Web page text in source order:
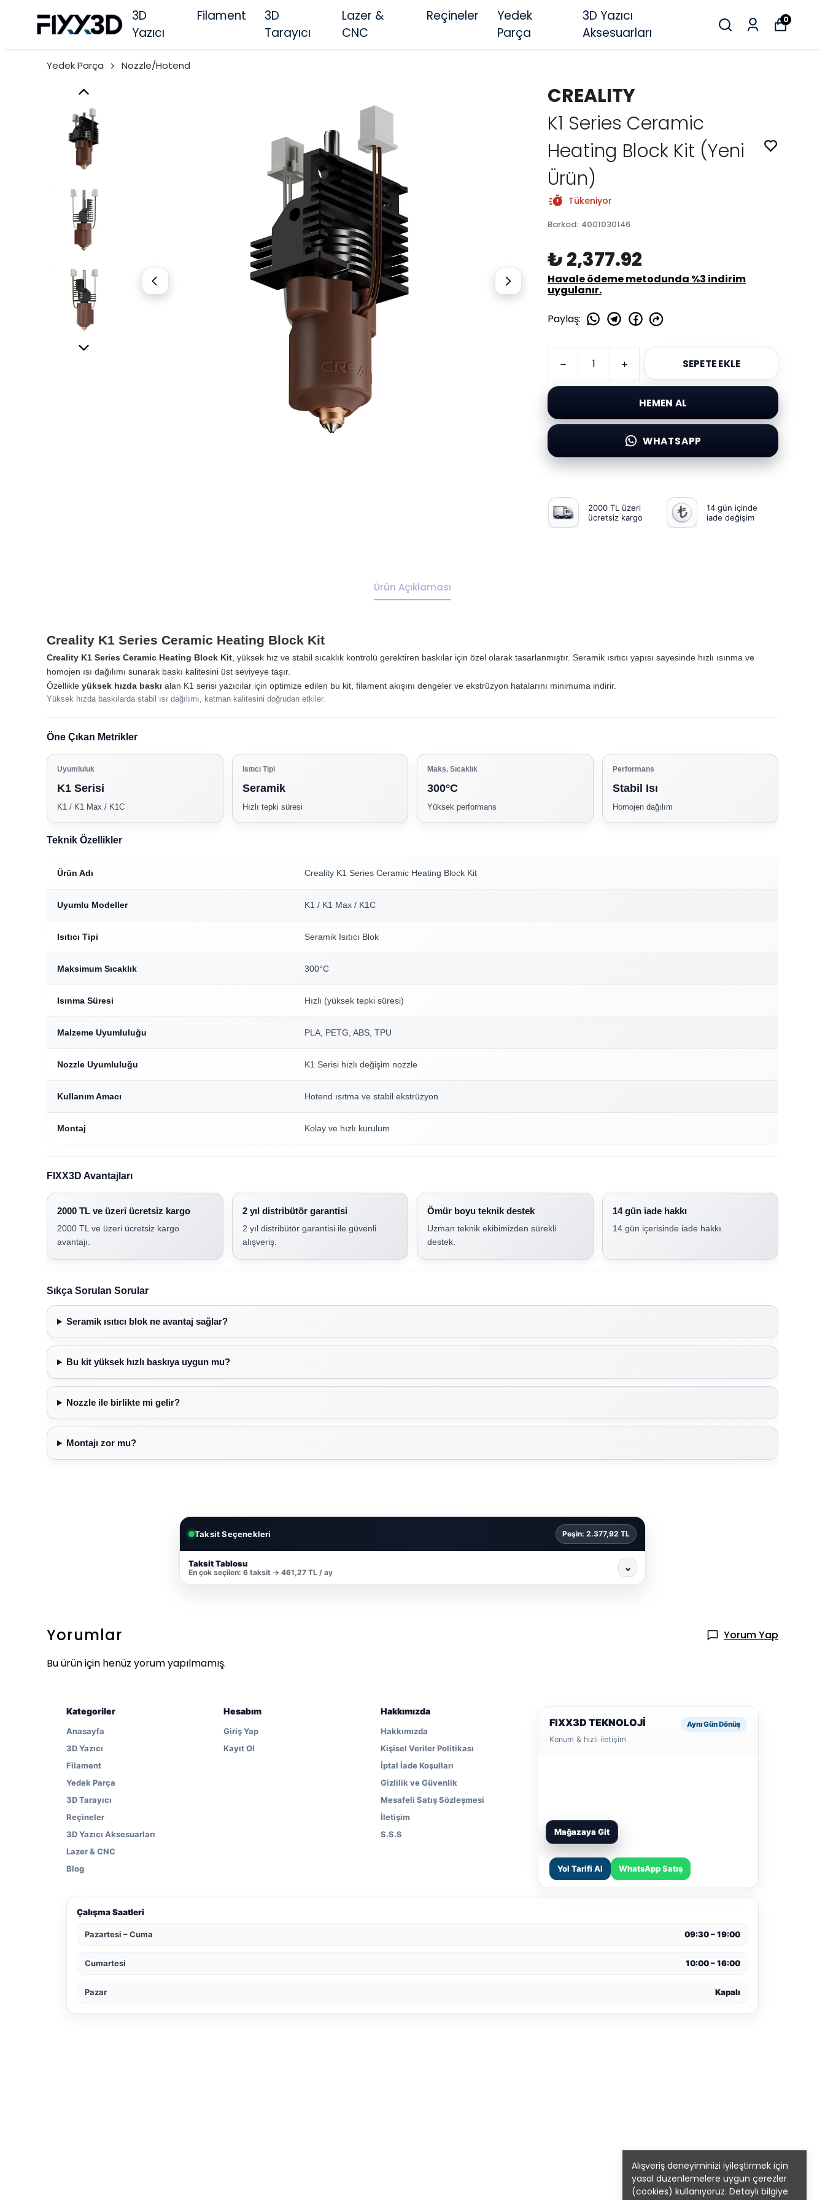
3D
Yazıcı
Filament
3D
Tarayıcı
Lazer &
CNC
Reçineler
Yedek
Parça
3D Yazıcı
Aksesuarları
0
Alışveriş deneyiminizi iyileştirmek için
yasal düzenlemelere uygun çerezler
(cookies) kullanıyoruz. Detaylı bilgiye
Yedek Parça Nozzle/Hotend
CREALITY
K1 Series Ceramic
Heating Block Kit (Yeni
Ürün)
Tükeniyor
Barkod: 4001030146
₺ 2,377.92
Havale ödeme metodunda %3 indirim
uygulanır.
Paylaş:
SEPETE EKLE
HEMEN AL
WHATSAPP
2000 TL üzeri
ücretsiz kargo
14 gün içinde
iade değişim
Ürün Açıklaması
Creality K1 Series Ceramic Heating Block Kit
Creality K1 Series Ceramic Heating Block Kit , yüksek hız ve stabil sıcaklık kontrolü gerektiren baskılar için özel olarak tasarlanmıştır. Seramik ısıtıcı yapısı sayesinde hızlı ısınma ve
homojen ısı dağılımı sunarak baskı kalitesini üst seviyeye taşır.
Özellikle yüksek hızda baskı alan K1 serisi yazıcılar için optimize edilen bu kit, filament akışını dengeler ve ekstrüzyon hatalarını minimuma indirir.
Yüksek hızda baskılarda stabil ısı dağılımı, katman kalitesini doğrudan etkiler.
Öne Çıkan Metrikler
Uyumluluk
K1 Serisi
K1 / K1 Max / K1C
Isıtıcı Tipi
Seramik
Hızlı tepki süresi
Maks. Sıcaklık
300°C
Yüksek performans
Performans
Stabil Isı
Homojen dağılım
Teknik Özellikler
Ürün Adı Creality K1 Series Ceramic Heating Block Kit
Uyumlu Modeller K1 / K1 Max / K1C
Isıtıcı Tipi Seramik Isıtıcı Blok
Maksimum Sıcaklık 300°C
Isınma Süresi Hızlı (yüksek tepki süresi)
Malzeme Uyumluluğu PLA, PETG, ABS, TPU
Nozzle Uyumluluğu K1 Serisi hızlı değişim nozzle
Kullanım Amacı Hotend ısıtma ve stabil ekstrüzyon
Montaj Kolay ve hızlı kurulum
FIXX3D Avantajları
2000 TL ve üzeri ücretsiz kargo
2000 TL ve üzeri ücretsiz kargo
avantajı.
2 yıl distribütör garantisi
2 yıl distribütör garantisi ile güvenli
alışveriş.
Ömür boyu teknik destek
Uzman teknik ekibimizden sürekli
destek.
14 gün iade hakkı
14 gün içerisinde iade hakkı.
Sıkça Sorulan Sorular
Seramik ısıtıcı blok ne avantaj sağlar?
Bu kit yüksek hızlı baskıya uygun mu?
Nozzle ile birlikte mi gelir?
Montajı zor mu?
Taksit Seçenekleri Peşin: 2.377,92 TL
Taksit Tablosu
En çok seçilen: 6 taksit → 461,27 TL / ay ⌄
Yorumlar
Yorum Yap
Bu ürün için henüz yorum yapılmamış.
Kategoriler
Anasayfa
3D Yazıcı
Filament
Yedek Parça
3D Tarayıcı
Reçineler
3D Yazıcı Aksesuarları
Lazer & CNC
Blog
Hesabım
Giriş Yap
Kayıt Ol
Hakkımızda
Hakkımızda
Kişisel Veriler Politikası
İptal İade Koşulları
Gizlilik ve Güvenlik
Mesafeli Satış Sözleşmesi
İletişim
S.S.S
FIXX3D TEKNOLOJİ
Konum & hızlı iletişim
Aynı Gün Dönüş
Mağazaya Git
Yol Tarifi Al WhatsApp Satış
Çalışma Saatleri
Pazartesi – Cuma 09:30 – 19:00
Cumartesi 10:00 – 16:00
Pazar Kapalı